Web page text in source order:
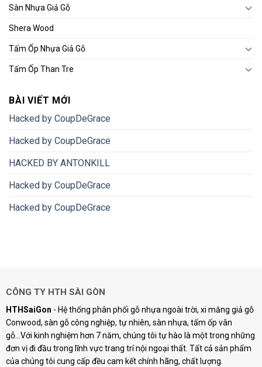
Sàn Nhựa Giả Gỗ
Shera Wood
Tấm Ốp Nhựa Giả Gỗ
Tấm Ốp Than Tre
BÀI VIẾT MỚI
Hacked by CoupDeGrace
Hacked by CoupDeGrace
HACKED BY ANTONKILL
Hacked by CoupDeGrace
Hacked by CoupDeGrace
CÔNG TY HTH SÀI GÒN
HTHSaiGon - Hệ thống phân phối gỗ nhựa ngoài trời, xi măng giả gỗ
Conwood, sàn gỗ công nghiệp, tự nhiên, sàn nhựa, tấm ốp vân
gỗ...Với kinh nghiệm hơn 7 năm, chúng tôi tự hào là một trong những
đơn vị đi đầu trong lĩnh vực trang trí nội ngoại thất. Tất cả sản phẩm
của chúng tôi cung cấp đều cam kết chính hãng, chất lượng.